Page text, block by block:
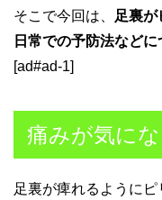
そこで今回は、
足裏が
日常での予防法などに
[ad#ad-1]
痛みが気にな
足裏が痺れるように